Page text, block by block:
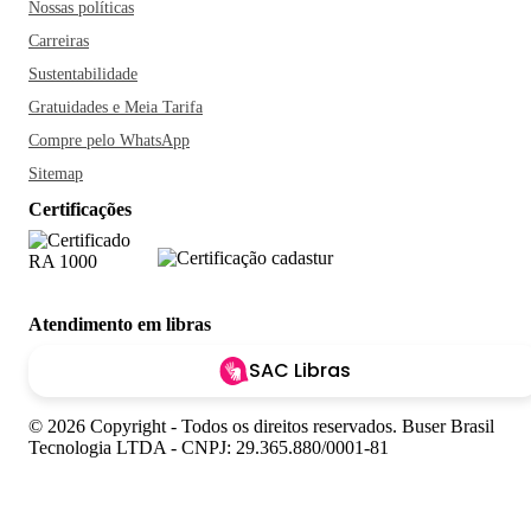
Nossas políticas
Carreiras
Sustentabilidade
Gratuidades e Meia Tarifa
Compre pelo WhatsApp
Sitemap
Certificações
Atendimento em libras
SAC Libras
© 2026 Copyright - Todos os direitos reservados. Buser Brasil
Tecnologia LTDA - CNPJ: 29.365.880/0001-81